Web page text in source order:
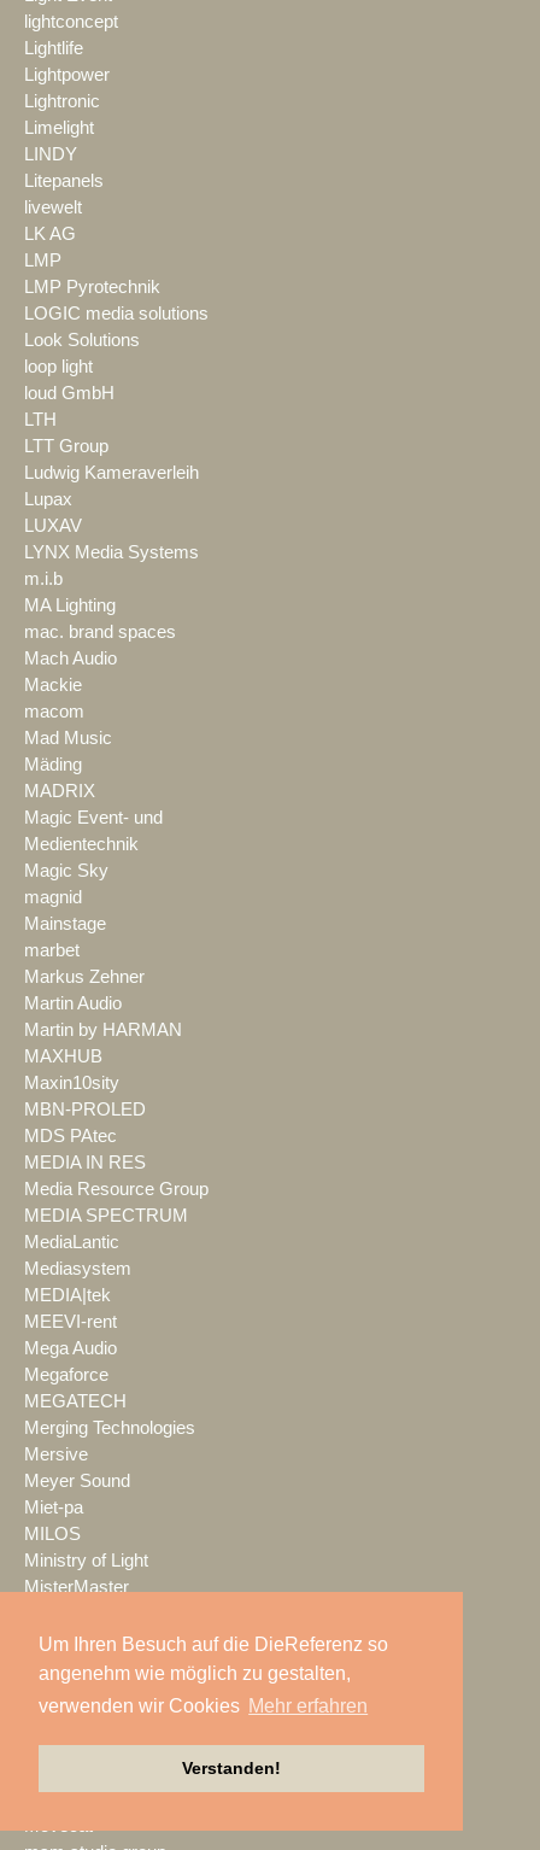
Um Ihren Besuch auf die DieReferenz so
angenehm wie möglich zu gestalten,
verwenden wir Cookies Mehr erfahren
Verstanden!
lightconcept
Lightlife
Lightpower
Lightronic
Limelight
LINDY
Litepanels
livewelt
LK AG
LMP
LMP Pyrotechnik
LOGIC media solutions
Look Solutions
loop light
loud GmbH
LTH
LTT Group
Ludwig Kameraverleih
Lupax
LUXAV
LYNX Media Systems
m.i.b
MA Lighting
mac. brand spaces
Mach Audio
Mackie
macom
Mad Music
Mäding
MADRIX
Magic Event- und
Medientechnik
Magic Sky
magnid
Mainstage
marbet
Markus Zehner
Martin Audio
Martin by HARMAN
MAXHUB
Maxin10sity
MBN-PROLED
MDS PAtec
MEDIA IN RES
Media Resource Group
MEDIA SPECTRUM
MediaLantic
Mediasystem
MEDIA|tek
MEEVI-rent
Mega Audio
Megaforce
MEGATECH
Merging Technologies
Mersive
Meyer Sound
Miet-pa
MILOS
Ministry of Light
MisterMaster
MKM Event Show Technik
MLS magic light+sound
MONACOR INTERNATIONAL